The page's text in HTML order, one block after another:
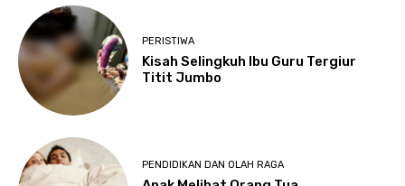
PERISTIWA
Kisah Selingkuh Ibu Guru Tergiur
Titit Jumbo
PENDIDIKAN DAN OLAH RAGA